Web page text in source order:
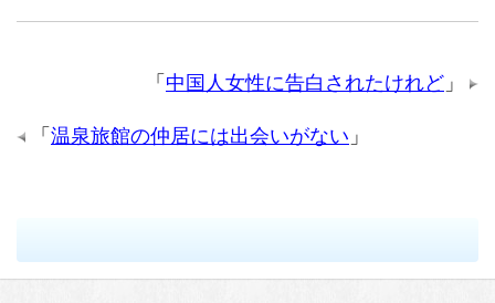
「 中国人女性に告白されたけれど 」
「 温泉旅館の仲居には出会いがない 」